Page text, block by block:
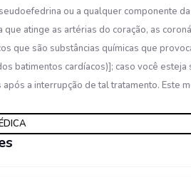
ou a qualquer componente
atinge as artérias do coração, as
que são substâncias químicas que
batimentos cardíacos)]; caso você
a interrupção de tal tratamento. Este